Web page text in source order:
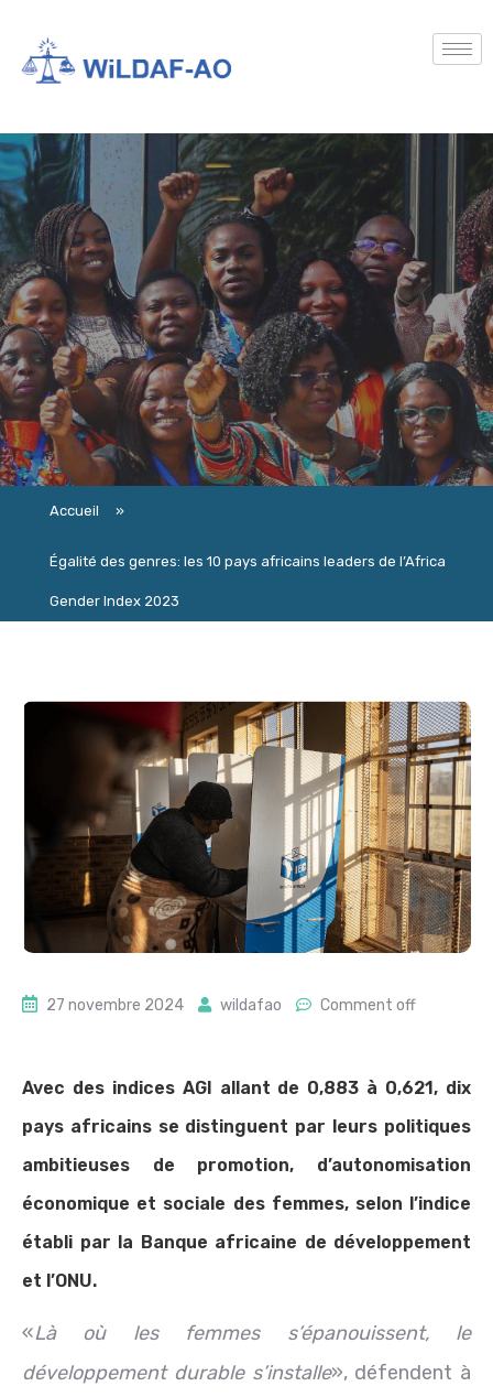
Accueil »
Égalité des genres: les 10 pays africains leaders de l’Africa
Gender Index 2023
27 novembre 2024 wildafao Comment off
Avec des indices AGI allant de 0,883 à 0,621, dix
pays africains se distinguent par leurs politiques
ambitieuses de promotion, d’autonomisation
économique et sociale des femmes, selon l’indice
établi par la Banque africaine de développement
et l’ONU.
«Là où les femmes s’épanouissent, le
développement durable s’installe», défendent à